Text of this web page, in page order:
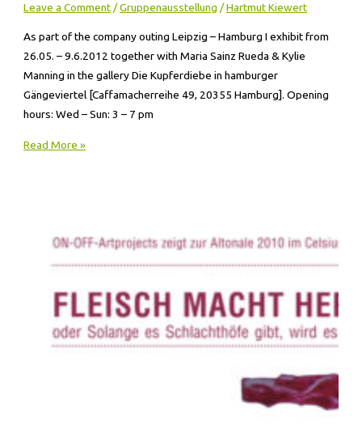
Leave a Comment/Gruppenausstellung /Hartmut Kiewert
As part of the company outing Leipzig – Hamburg I exhibit from
26.05. – 9.6.2012 together with Maria Sainz Rueda & Kylie
Manning in the gallery Die Kupferdiebe in hamburger
Gängeviertel [Caffamacherreihe 49, 20355 Hamburg]. Opening
hours: Wed – Sun: 3 – 7 pm
Read More »